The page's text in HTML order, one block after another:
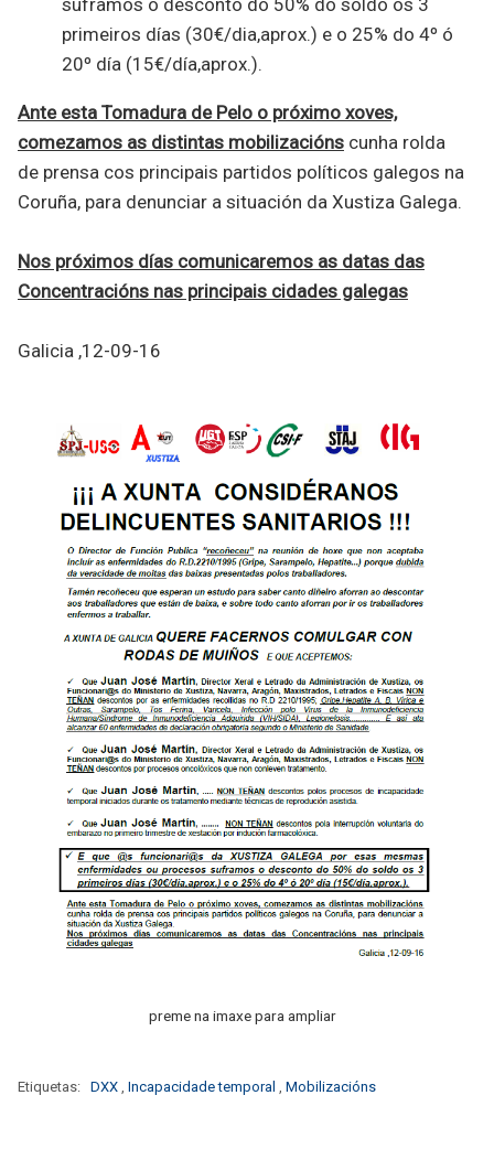
suframos o desconto do 50% do soldo os 3
primeiros días (30€/dia,aprox.) e o 25% do 4º ó
20º día (15€/día,aprox.).
Ante esta Tomadura de Pelo o próximo xoves,
comezamos as distintas mobilizacións cunha rolda
de prensa cos principais partidos políticos galegos na
Coruña, para denunciar a situación da Xustiza Galega.
Nos próximos días comunicaremos as datas das
Concentracións nas principais cidades galegas
Galicia ,12-09-16
preme na imaxe para ampliar
Etiquetas: DXX Incapacidade temporal Mobilizacións